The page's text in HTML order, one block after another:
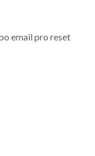
email pro reset